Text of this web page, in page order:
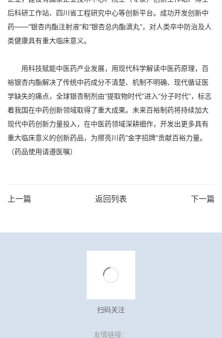
后科研工作站、四川省工程研究中心等创新平台。成功开发创新中
药——“银杏内酯注射液”和“银杏总内酯滴丸”，对人类卒中防治及人
类健康具有重大临床意义。
用科技赋能中医药产业发展，用现代科学解读中医药原理，百
裕银杏内酯解决了传统中药成分不清楚、机制不明确、现代循证医
学缺失的痛点，全球银杏制剂由“提取物时代”进入“分子时代”，标志
着我国在中药创新领域取得了重大成果。未来百裕制药将持续加大
现代中药创新力量投入，在中医药领域深耕细作，开发出更多具有
重大临床意义的创新药品，为擦亮川药“金字招牌”贡献百裕力量。
（药品使用请遵医嘱）
上一篇 返回列表 下一篇
扫码关注
友情链接：